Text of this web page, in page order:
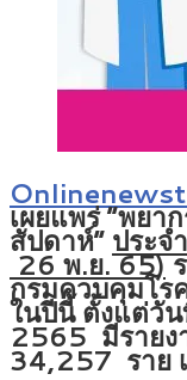
เผยแพร่ “พย
สัปดาห์” ประ
26 พ.ย. 65)
กรมควบคุมโร
ในปีนี้ ตั้งแต่วั
2565 มีรายง
34,257 ราย